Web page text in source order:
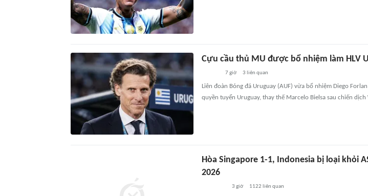
Cựu cầu thủ MU được bổ nhiệm làm HLV
7 giờ 3 liên quan
Liên đoàn Bóng đá Uruguay (AUF) vừa bổ nhiệm Diego Forlan
quyền tuyển Uruguay, thay thế Marcelo Bielsa sau chiến
Hòa Singapore 1-1, Indonesia bị loại khỏi
2026
3 giờ 1122 liên quan